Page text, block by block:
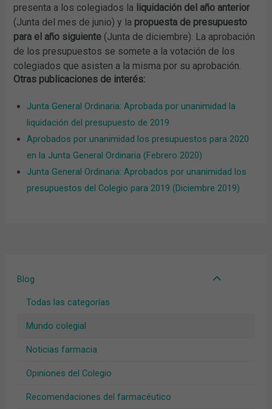
Blog
Todas las categorías
Mundo colegial
Noticias farmacia
Opiniones del Colegio
Recomendaciones del farmacéutico
presenta a los colegiados la liquidación del año anterior
(Junta del mes de junio) y la propuesta de presupuesto
para el año siguiente (Junta de diciembre). La aprobación
de los presupuestos se somete a la votación de los
colegiados que asisten a la misma por su aprobación.
Otras publicaciones de interés:
Junta General Ordinaria: Aprobada por unanimidad la
liquidación del presupuesto de 2019
Aprobados por unanimidad los presupuestos para 2020
en la Junta General Ordinaria (Febrero 2020)
Junta General Ordinaria: Aprobados por unanimidad los
presupuestos del Colegio para 2019 (Diciembre 2019)